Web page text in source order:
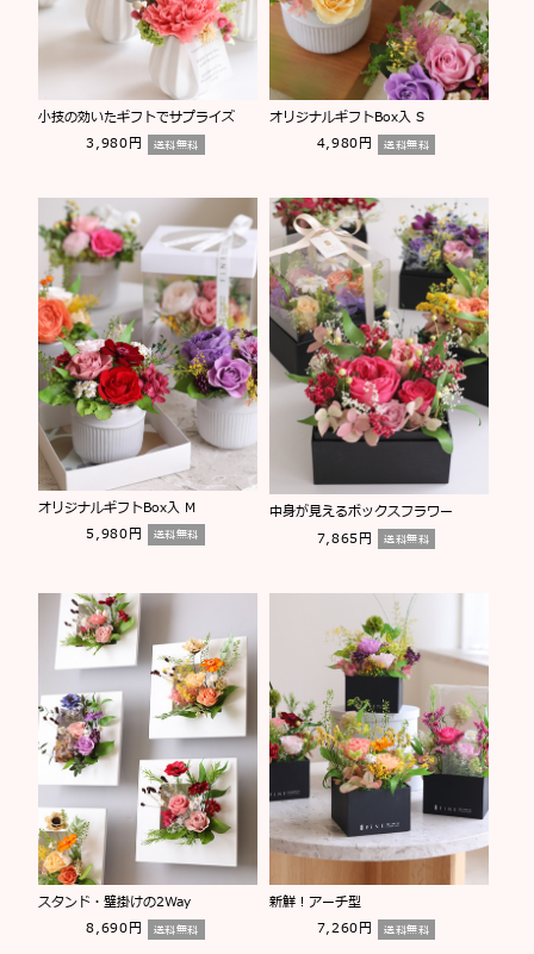
小技の効いたギフトでサプライズ
3,980円
送料無料
オリジナルギフトBox入 S
4,980円
送料無料
オリジナルギフトBox入 M
5,980円
送料無料
中身が見えるボックスフラワー
7,865円
送料無料
スタンド・壁掛けの2Way
8,690円
送料無料
新鮮！アーチ型
7,260円
送料無料